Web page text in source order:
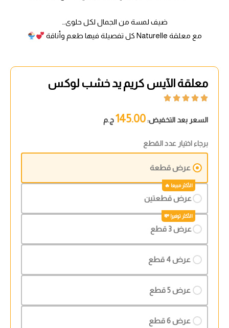
ضيف لمسة من الجمال لكل حلوى…
مع معلقة Naturelle كل تفصيلة فيها طعم وأناقة
معلقة الآيس كريم يد خشب لوكس





السعر بعد التخفيض:145.00ج.م
برجاء اختيار عدد القطع
عرض قطعة
عرض قطعتين
عرض 3 قطع
عرض 4 قطع
عرض 5 قطع
عرض 6 قطع